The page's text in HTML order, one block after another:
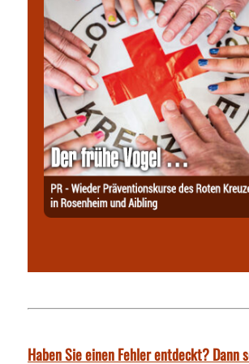
Haben Sie einen Fehler entdeckt? Dann